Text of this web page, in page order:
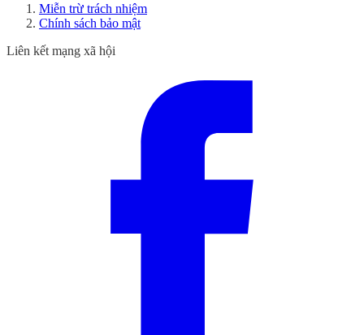
Miễn trừ trách nhiệm
Chính sách bảo mật
Liên kết mạng xã hội